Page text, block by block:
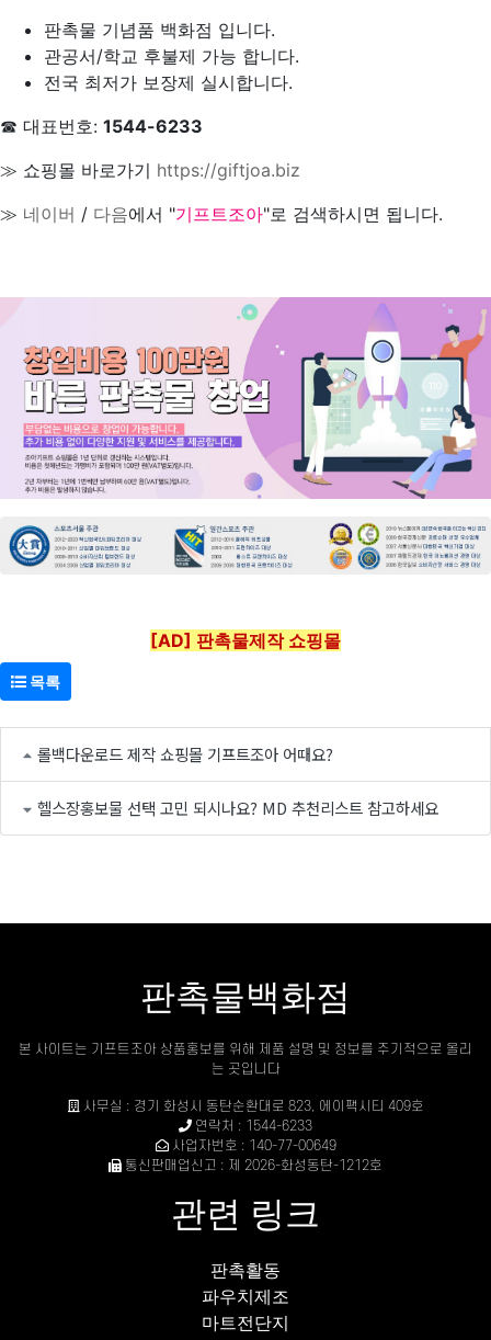
판촉물 기념품 백화점 입니다.
관공서/학교 후불제 가능 합니다.
전국 최저가 보장제 실시합니다.
☎ 대표번호: 1544-6233
≫ 쇼핑몰 바로가기 https://giftjoa.biz
≫ 네이버 / 다음에서 "기프트조아"로 검색하시면 됩니다.
[AD] 판촉물제작 쇼핑몰
목록
롤백다운로드 제작 쇼핑몰 기프트조아 어때요?
헬스장홍보물 선택 고민 되시나요? MD 추천리스트 참고하세요
판촉물백화점
본 사이트는 기프트조아 상품홍보를 위해 제품 설명 및 정보를 주기적으로 올리
는 곳입니다
사무실 : 경기 화성시 동탄순환대로 823, 에이팩시티 409호
연락처 : 1544-6233
사업자번호 : 140-77-00649
통신판매업신고 : 제 2026-화성동탄-1212호
관련 링크
판촉활동
파우치제조
마트전단지